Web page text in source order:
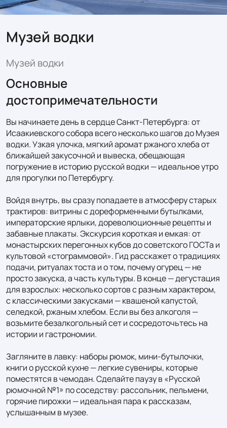
Музей водки
Музей водки
Основные
достопримечательности
Вы начинаете день в сердце Санкт-Петербурга: от
Исаакиевского собора всего несколько шагов до Музея
водки. Узкая улочка, мягкий аромат ржаного хлеба от
ближайшей закусочной и вывеска, обещающая
погружение в историю русской водки — идеальное утро
для прогулки по Петербургу.
Войдя внутрь, вы сразу попадаете в атмосферу старых
трактиров: витрины с дореформенными бутылками,
императорские ярлыки, дореволюционные рецепты и
забавные плакаты. Экскурсия короткая и емкая: от
монастырских перегонных кубов до советского ГОСТа и
культовой «стограммовой». Гид расскажет о традициях
подачи, ритуалах тоста и о том, почему огурец — не
просто закуска, а часть культуры. В конце — дегустация
для взрослых: несколько сортов с разным характером,
с классическими закусками — квашеной капустой,
селедкой, ржаным хлебом. Если вы без алкоголя —
возьмите безалкогольный сет и сосредоточьтесь на
истории и гастрономии.
Загляните в лавку: наборы рюмок, мини-бутылочки,
книги о русской кухне — легкие сувениры, которые
поместятся в чемодан. Сделайте паузу в «Русской
рюмочной №1» по соседству: рассольник, пельмени,
горячие пирожки — идеальная пара к рассказам,
услышанным в музее.